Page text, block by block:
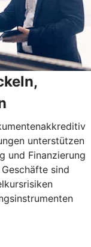
unterstützen
und Finanzierung
sind